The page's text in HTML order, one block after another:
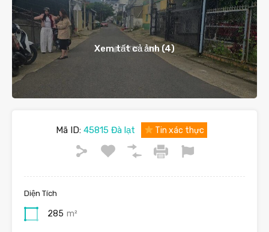
Xem tất cả ảnh (4)
Mã ID:45815 Đà lạt Tin xác thực
Diện Tích
285 m²